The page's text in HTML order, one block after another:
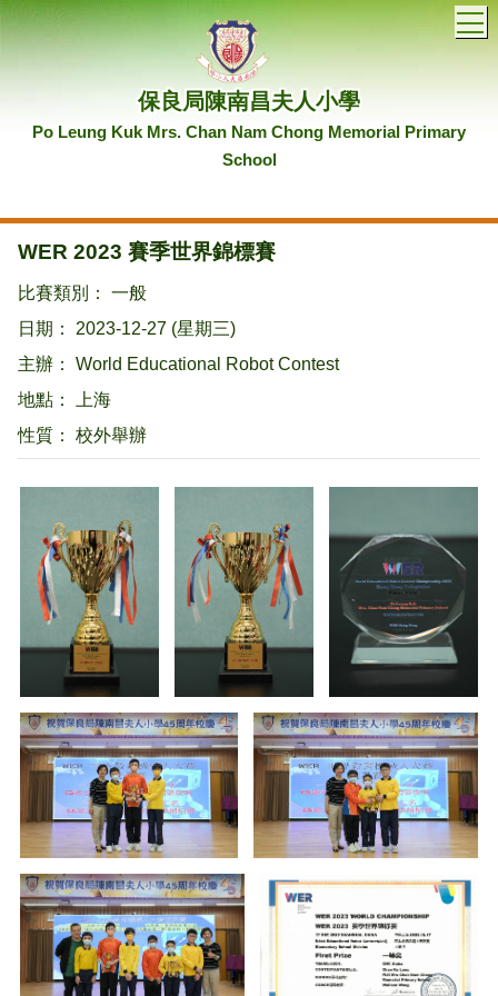
保良局陳南昌夫人小學
Po Leung Kuk Mrs. Chan Nam Chong Memorial Primary
School
WER 2023 賽季世界錦標賽
比賽類別： 一般
日期： 2023-12-27 (星期三)
主辦： World Educational Robot Contest
地點： 上海
性質： 校外舉辦